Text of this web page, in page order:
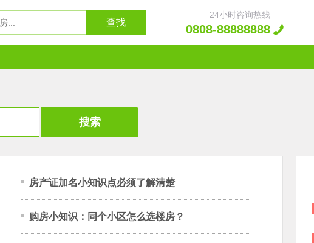
24小时咨询热线
0808-88888888
房产证加名小知识点必须了解清楚
购房小知识：同个小区怎么选楼房？